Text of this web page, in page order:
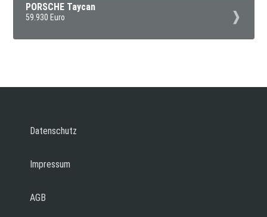
PORSCHE Taycan
59.930 Euro
Datenschutz
Impressum
AGB